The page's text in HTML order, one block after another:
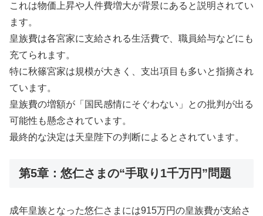
これは物価上昇や人件費増大が背景にあると説明されてい
ます。
皇族費は各宮家に支給される生活費で、職員給与などにも
充てられます。
特に秋篠宮家は規模が大きく、支出項目も多いと指摘され
ています。
皇族費の増額が「国民感情にそぐわない」との批判が出る
可能性も懸念されています。
最終的な決定は天皇陛下の判断によるとされています。
第5章：悠仁さまの“手取り1千万円”問題
成年皇族となった悠仁さまには915万円の皇族費が支給さ